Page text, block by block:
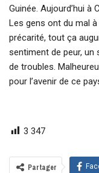
Guinée. Aujourd’hui à
Les gens ont du mal
précarité, tout ça
sentiment de peur, un
de troubles.
pour l’avenir de ce
3 347
Partager